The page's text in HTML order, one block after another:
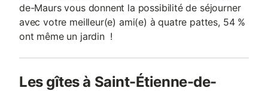
de-Maurs vous donnent la possibilité de séjourner
avec votre meilleur(e) ami(e) à quatre pattes, 54 %
ont même un jardin !
Les gîtes à Saint-Étienne-de-